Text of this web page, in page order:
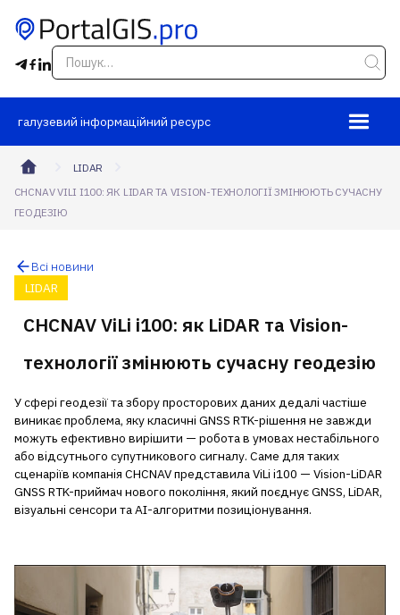
галузевий інформаційний ресурс
LIDAR
CHCNAV VILI I100: ЯК LIDAR ТА VISION-ТЕХНОЛОГІЇ ЗМІНЮЮТЬ СУЧАСНУ
ГЕОДЕЗІЮ
Всі новини
LIDAR
CHCNAV ViLi i100: як LiDAR та Vision-
технології змінюють сучасну геодезію
У сфері геодезії та збору просторових даних дедалі частіше
виникає проблема, яку класичні GNSS RTK-рішення не завжди
можуть ефективно вирішити — робота в умовах нестабільного
або відсутнього супутникового сигналу. Саме для таких
сценаріїв компанія CHCNAV представила ViLi i100 — Vision-LiDAR
GNSS RTK-приймач нового покоління, який поєднує GNSS, LiDAR,
візуальні сенсори та AI-алгоритми позиціонування.